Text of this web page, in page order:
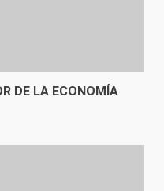
DE LA ECONOMÍA